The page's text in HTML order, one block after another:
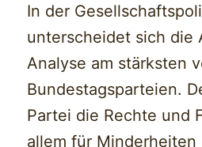
In der
unterscheidet sich die
Analyse am stärksten
Bundestagsparteien.
Partei die Rechte und
allem für Minderheiten